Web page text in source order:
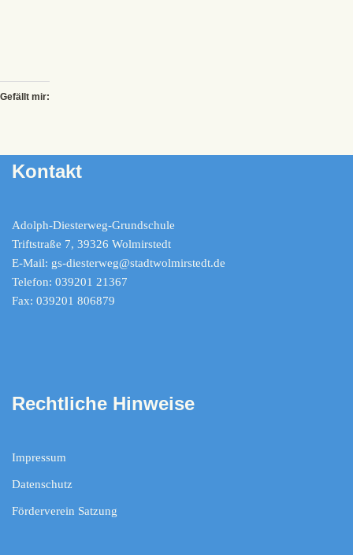
Gefällt mir:
Kontakt
Adolph-Diesterweg-Grundschule
Triftstraße 7, 39326 Wolmirstedt
E-Mail: gs-diesterweg@stadtwolmirstedt.de
Telefon: 039201 21367
Fax: 039201 806879
Rechtliche Hinweise
Impressum
Datenschutz
Förderverein Satzung